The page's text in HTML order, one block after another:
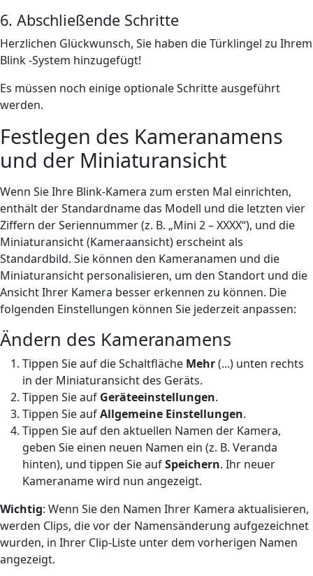
6. Abschließende Schritte
Herzlichen Glückwunsch, Sie haben die Türklingel zu Ihrem
Blink -System hinzugefügt!
Es müssen noch einige optionale Schritte ausgeführt
werden.
Festlegen des Kameranamens
und der Miniaturansicht
Wenn Sie Ihre Blink-Kamera zum ersten Mal einrichten,
enthält der Standardname das Modell und die letzten vier
Ziffern der Seriennummer (z. B. „Mini 2 – XXXX“), und die
Miniaturansicht (Kameraansicht) erscheint als
Standardbild. Sie können den Kameranamen und die
Miniaturansicht personalisieren, um den Standort und die
Ansicht Ihrer Kamera besser erkennen zu können. Die
folgenden Einstellungen können Sie jederzeit anpassen:
Ändern des Kameranamens
Tippen Sie auf die Schaltfläche Mehr(...) unten rechts
in der Miniaturansicht des Geräts.
Tippen Sie auf Geräteeinstellungen.
Tippen Sie aufAllgemeine Einstellungen.
Tippen Sie auf den aktuellen Namen der Kamera,
geben Sie einen neuen Namen ein (z. B. Veranda
hinten), und tippen Sie aufSpeichern. Ihr neuer
Kameraname wird nun angezeigt.
Wichtig: Wenn Sie den Namen Ihrer Kamera aktualisieren,
werden Clips, die vor der Namensänderung aufgezeichnet
wurden, in Ihrer Clip-Liste unter dem vorherigen Namen
angezeigt.